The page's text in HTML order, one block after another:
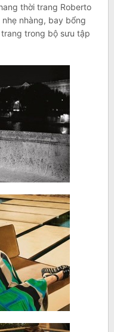
thời trang Roberto
nhàng, bay bổng
trong bộ sưu tập